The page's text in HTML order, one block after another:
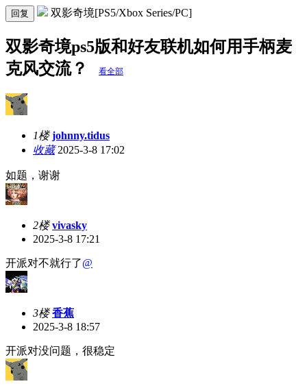
回复 双影奇境[PS5/Xbox Series/PC]
双影奇境ps5版和好友联机如何用手柄麦
克风交流？
看全部
1楼 johnny.tidus
收藏2025-3-8 17:02
如题，谢谢
2楼 vivasky
2025-3-8 17:21
开派对不就行了@
3楼 香蕉
2025-3-8 18:57
开派对没问题，很稳定